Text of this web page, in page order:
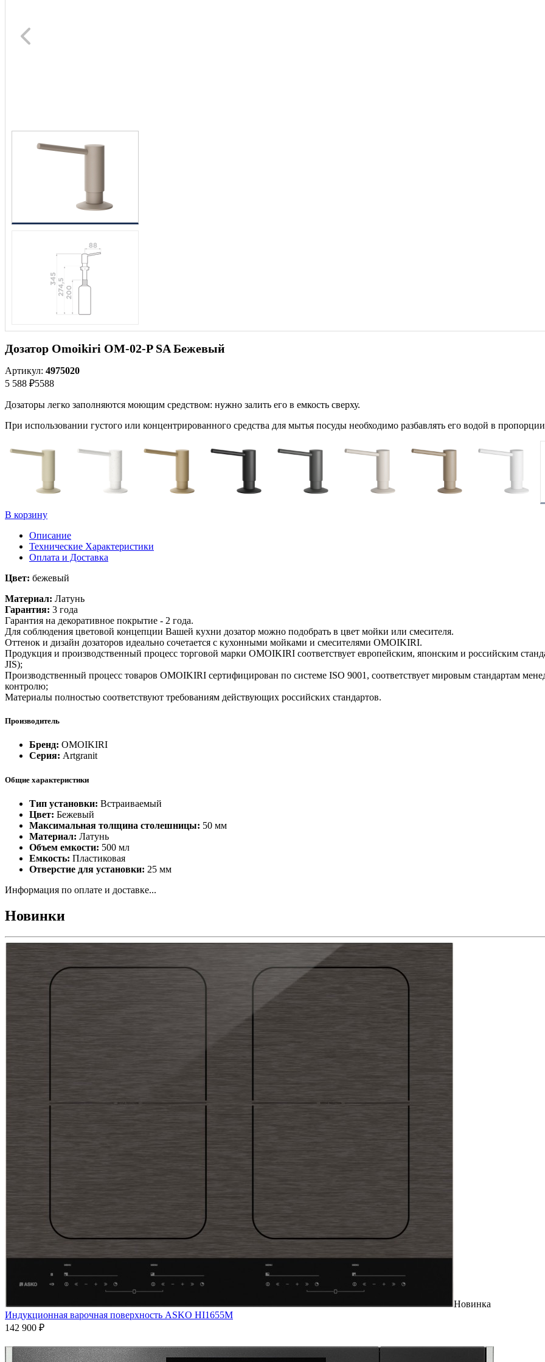
Дозатор Omoikiri OM-02-P SA Бежевый
Артикул: 4975020
5 588 ₽5588
Дозаторы легко заполняются моющим средством: нужно залить его в емкость сверху.
При использовании густого или концентрированного средства для мытья посуды необходимо разбавлять его водой в
В корзину
Описание
Технические Характеристики
Оплата и Доставка
Цвет: бежевый
Материал: Латунь
Гарантия: 3 года
Гарантия на декоративное покрытие - 2 года.
Для соблюдения цветовой концепции Вашей кухни дозатор можно подобрать в цвет мойки или смесителя.
Оттенок и дизайн дозаторов идеально сочетается с кухонными мойками и смесителями OMOIKIRI.
Продукция и производственный процесс торговой марки OMOIKIRI соответствует европейским, японским и российским
JIS);
Производственный процесс товаров OMOIKIRI сертифицирован по системе ISO 9001, соответствует мировым стандартам
контролю;
Материалы полностью соответствуют требованиям действующих российских стандартов.
Производитель
Бренд: OMOIKIRI
Серия: Artgranit
Общие характеристики
Тип установки: Встраиваемый
Цвет: Бежевый
Максимальная толщина столешницы: 50 мм
Материал: Латунь
Объем емкости: 500 мл
Емкость: Пластиковая
Отверстие для установки: 25 мм
Информация по оплате и доставке...
Новинки
Новинка
Индукционная варочная поверхность ASKO HI1655M
142 900 ₽